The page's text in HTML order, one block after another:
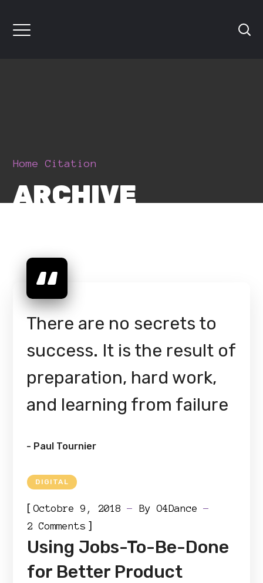
Home Citation
ARCHIVE
There are no secrets to
success. It is the result of
preparation, hard work,
and learning from failure
- Paul Tournier
DIGITAL
[Octobre 9, 2018 ByO4Dance
2 Comments ]
Using Jobs-To-Be-Done
for Better Product